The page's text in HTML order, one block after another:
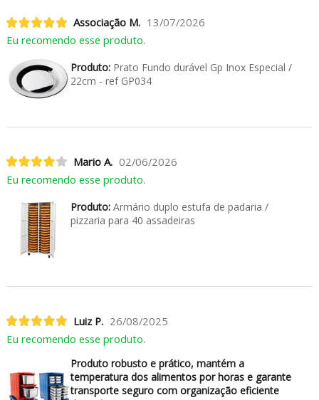
Associação M. 13/07/2026
Eu recomendo esse produto.
Produto:Prato Fundo durável Gp Inox Especial /
22cm - ref GP034
Mario A. 02/06/2026
Eu recomendo esse produto.
Produto:Armário duplo estufa de padaria /
pizzaria para 40 assadeiras
Luiz P. 26/08/2025
Eu recomendo esse produto.
Produto robusto e prático, mantém a
temperatura dos alimentos por horas e garante
transporte seguro com organização eficiente